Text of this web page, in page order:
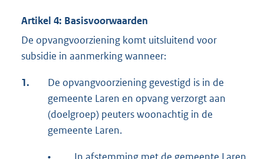
Artikel 4: Basisvoorwaarden
De opvangvoorziening komt uitsluitend voor
subsidie in aanmerking wanneer:
1.
De opvangvoorziening gevestigd is in de
gemeente Laren en opvang verzorgt aan
(doelgroep) peuters woonachtig in de
gemeente Laren.